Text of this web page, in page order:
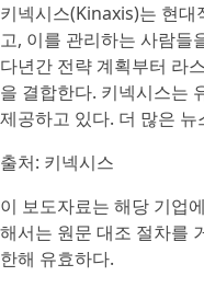
키넥시스(Kinaxis)는 현
고, 이를 관리하는 사람들
다년간 전략 계획부터 라
을 결합한다. 키넥시스는
제공하고 있다. 더 많은
출처: 키넥시스
이 보도자료는 해당 기업
해서는 원문 대조 절차를
한해 유효하다.